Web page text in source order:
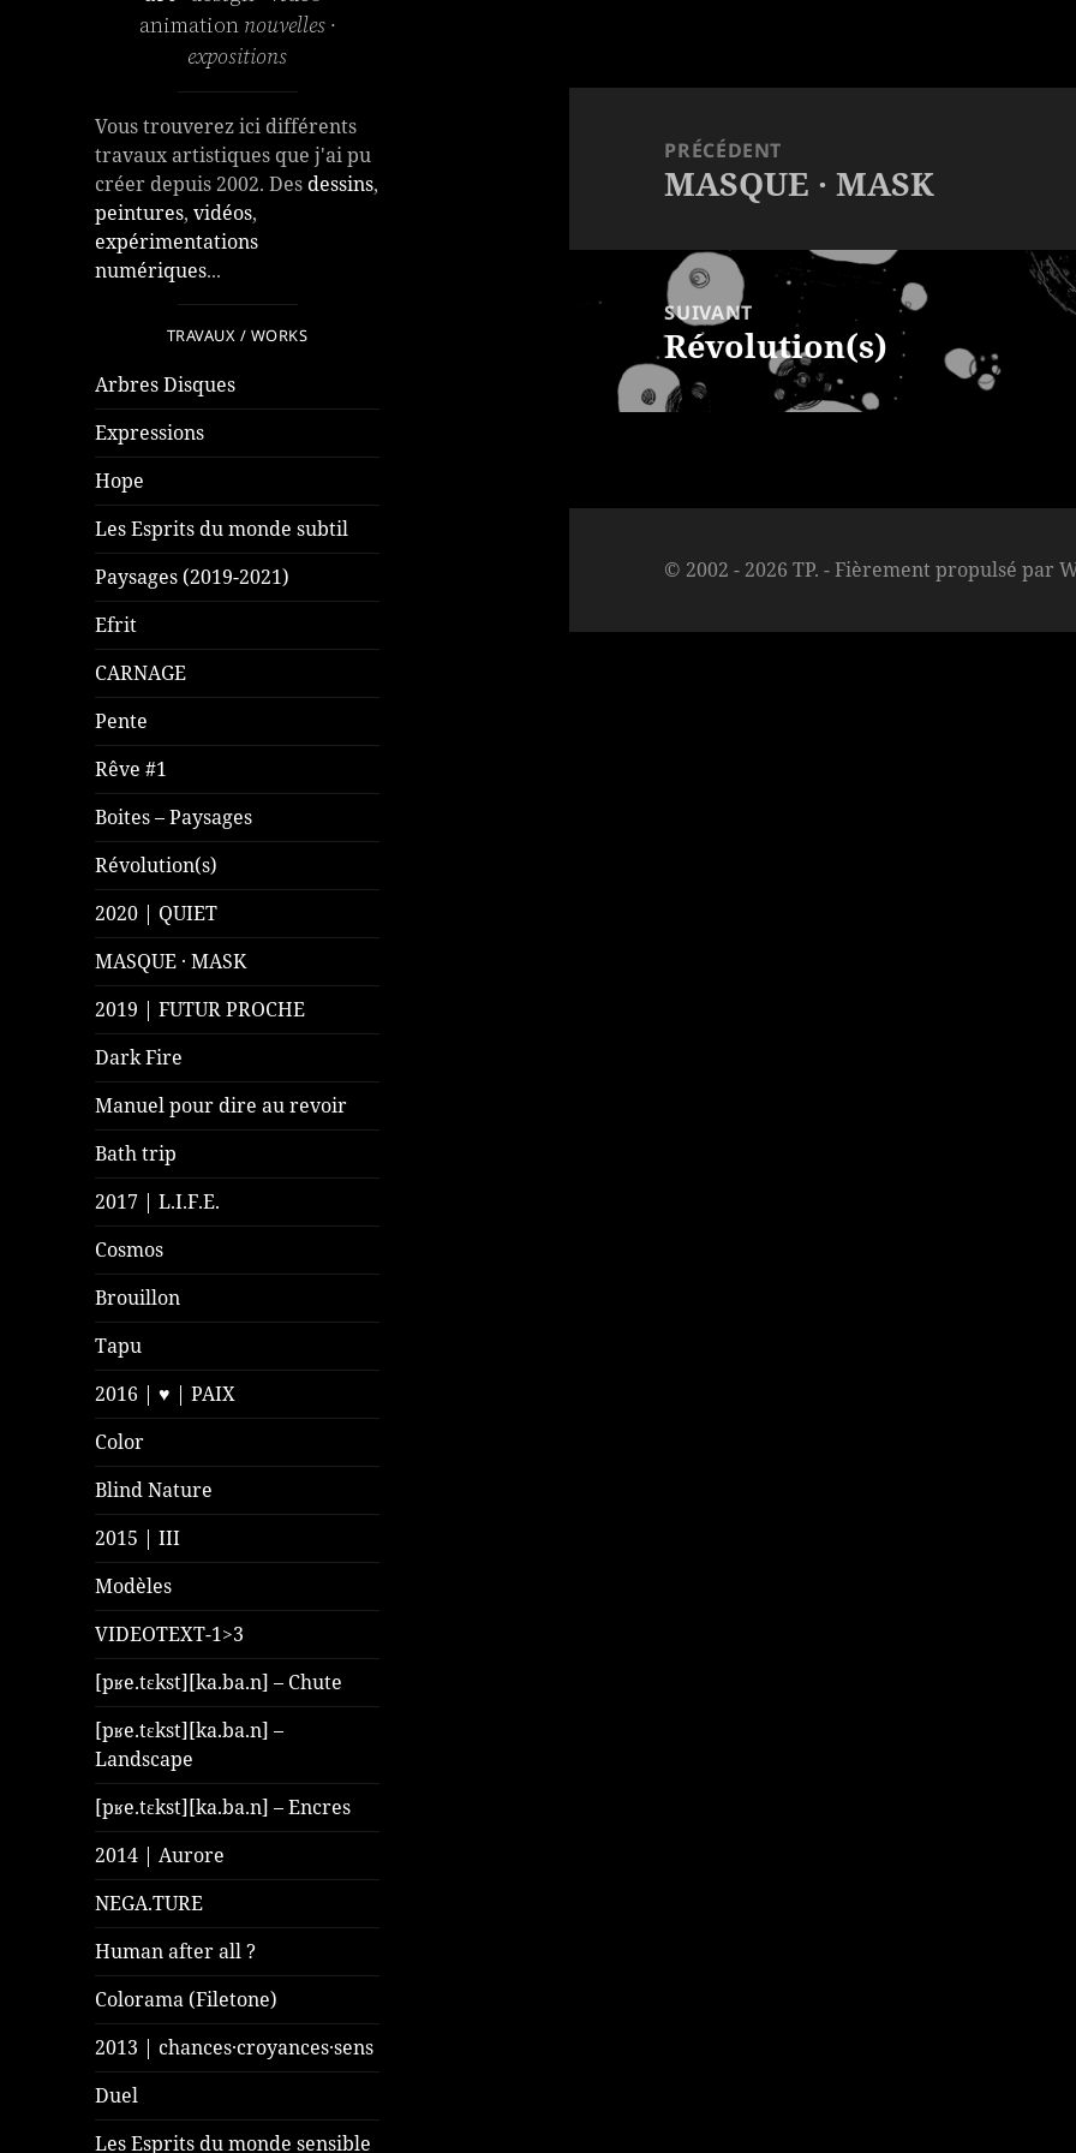
animation nouvelles ·
expositions
Vous trouverez ici différents
travaux artistiques que j'ai pu
créer depuis 2002. Desdessins,
peintures,vidéos,
expérimentations
numériques...
TRAVAUX / WORKS
Arbres Disques
Expressions
Hope
Les Esprits du monde subtil
Paysages (2019-2021)
Efrit
CARNAGE
Pente
Rêve #1
Boites – Paysages
Révolution(s)
2020 | QUIET
MASQUE · MASK
2019 | FUTUR PROCHE
Dark Fire
Manuel pour dire au revoir
Bath trip
2017 | L.I.F.E.
Cosmos
Brouillon
Tapu
2016 | ♥ | PAIX
Color
Blind Nature
2015 | III
Modèles
VIDEOTEXT-1>3
[pʁe.tɛkst][ka.ba.n] – Chute
[pʁe.tɛkst][ka.ba.n] –
Landscape
[pʁe.tɛkst][ka.ba.n] – Encres
2014 | Aurore
NEGA.TURE
Human after all ?
Colorama (Filetone)
2013 | chances·croyances·sens
Duel
Les Esprits du monde sensible
PRÉCÉDENT
Article
précédent :
MASQUE · MASK
SUIVANT
Article
suivant :
Révolution(s)
© 2002 - 2026 TP. -Fièrement propulsé par